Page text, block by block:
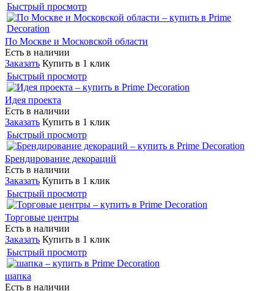
Быстрый просмотр
По Москве и Московской области
Есть в наличии
Заказать Купить в 1 клик
Быстрый просмотр
Идея проекта
Есть в наличии
Заказать Купить в 1 клик
Быстрый просмотр
Брендирование декораций
Есть в наличии
Заказать Купить в 1 клик
Быстрый просмотр
Торговые центры
Есть в наличии
Заказать Купить в 1 клик
Быстрый просмотр
шапка
Есть в наличии